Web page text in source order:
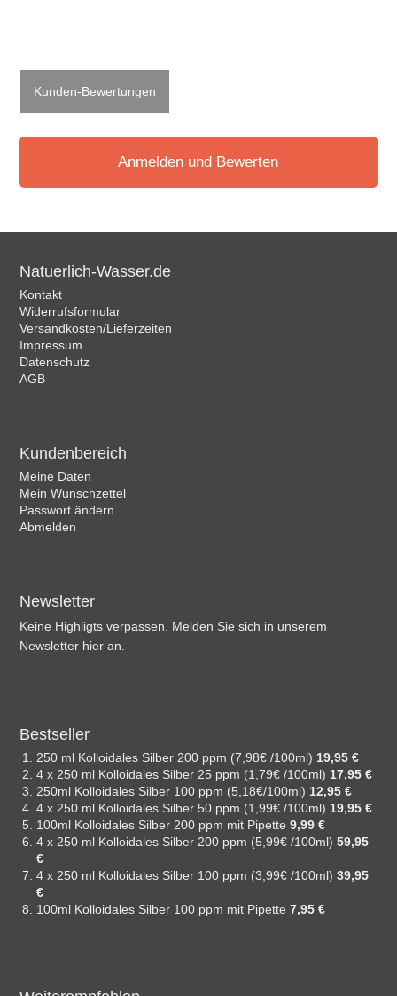
Kunden-Bewertungen
Anmelden und Bewerten
Natuerlich-Wasser.de
Kontakt
Widerrufsformular
Versandkosten/Lieferzeiten
Impressum
Datenschutz
AGB
Kundenbereich
Meine Daten
Mein Wunschzettel
Passwort ändern
Abmelden
Newsletter
Keine Highligts verpassen. Melden Sie sich in unserem
Newsletter hier an.
Bestseller
250 ml Kolloidales Silber 200 ppm (7,98€ /100ml) 19,95 €
4 x 250 ml Kolloidales Silber 25 ppm (1,79€ /100ml) 17,95 €
250ml Kolloidales Silber 100 ppm (5,18€/100ml) 12,95 €
4 x 250 ml Kolloidales Silber 50 ppm (1,99€ /100ml) 19,95 €
100ml Kolloidales Silber 200 ppm mit Pipette9,99 €
4 x 250 ml Kolloidales Silber 200 ppm (5,99€ /100ml)59,95
€
4 x 250 ml Kolloidales Silber 100 ppm (3,99€ /100ml)39,95
€
100ml Kolloidales Silber 100 ppm mit Pipette7,95 €